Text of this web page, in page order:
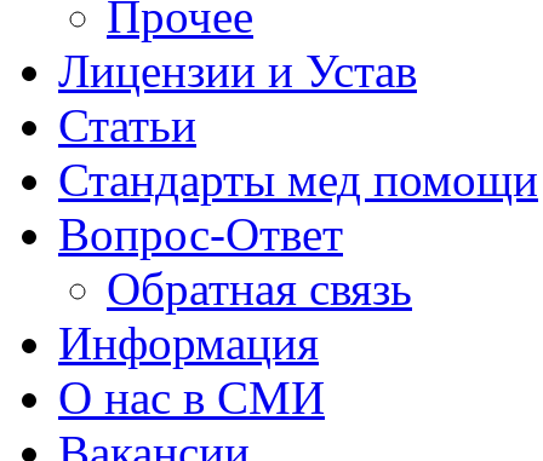
Прочее
Лицензии и Устав
Статьи
Стандарты мед помощи
Вопрос-Ответ
Обратная связь
Информация
О нас в СМИ